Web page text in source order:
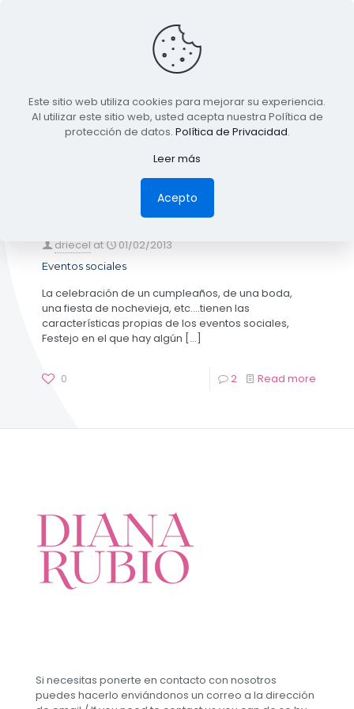
BLOG
TODA LA INFORMACIÓN
Tags Authors
driecel at 01/02/2013
Eventos sociales
La celebración de un cumpleaños, de una boda,
una fiesta de nochevieja, etc….tienen las
características propias de los eventos sociales,
Festejo en el que hay algún […]
0 2 Read more
Si necesitas ponerte en contacto con nosotros
puedes hacerlo enviándonos un correo a la dirección
Este sitio web utiliza cookies para mejorar su experiencia.
Al utilizar este sitio web, usted acepta nuestra Política de
protección de datos. Política de Privacidad.
Leer más
Acepto